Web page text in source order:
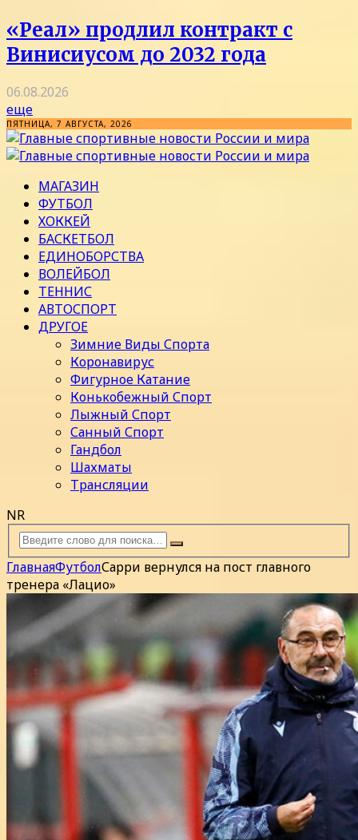
«Реал» продлил контракт с
Винисиусом до 2032 года
06.08.2026
еще
ПЯТНИЦА, 7 АВГУСТА, 2026
МАГАЗИН
ФУТБОЛ
ХОККЕЙ
БАСКЕТБОЛ
ЕДИНОБОРСТВА
ВОЛЕЙБОЛ
ТЕННИС
АВТОСПОРТ
ДРУГОЕ
Зимние Виды Спорта
Коронавирус
Фигурное Катание
Конькобежный Спорт
Лыжный Спорт
Санный Спорт
Гандбол
Шахматы
Трансляции
NR
ГлавнаяФутболСарри вернулся на пост главного
тренера «Лацио»